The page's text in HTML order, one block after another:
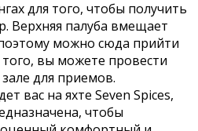
для того, чтобы получить
Верхняя палуба вмещает
можно сюда прийти
вы можете провести
для приемов.
вас на яхте Seven Spices,
чтобы